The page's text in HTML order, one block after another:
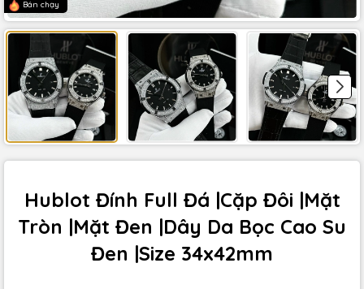
Bán chạy
Hublot Đính Full Đá |Cặp Đôi |Mặt
Tròn |Mặt Đen |Dây Da Bọc Cao Su
Đen |Size 34x42mm